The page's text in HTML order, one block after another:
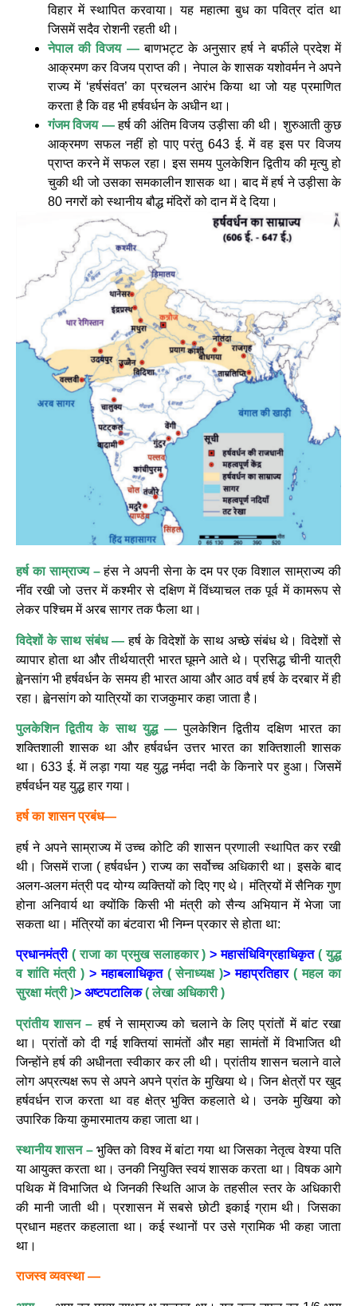
विहार में स्थापित करवाया। यह महात्मा बुध का पवित्र दांत था
जिसमें सदैव रोशनी रहती थी।
नेपाल की विजय —बाणभट्ट के अनुसार हर्ष ने बर्फीले प्रदेश में
आक्रमण कर विजय प्राप्त की। नेपाल के शासक यशोवर्मन ने अपने
राज्य में ‘हर्षसंवत’ का प्रचलन आरंभ किया था जो यह प्रमाणित
करता है कि वह भी हर्षवर्धन के अधीन था।
गंजम विजय —हर्ष की अंतिम विजय उड़ीसा की थी। शुरुआती कुछ
आक्रमण सफल नहीं हो पाए परंतु 643 ई. में वह इस पर विजय
प्राप्त करने में सफल रहा। इस समय पुलकेशिन द्वितीय की मृत्यु हो
चुकी थी जो उसका समकालीन शासक था। बाद में हर्ष ने उड़ीसा के
80 नगरों को स्थानीय बौद्ध मंदिरों को दान में दे दिया।
हर्ष का साम्राज्य –हंस ने अपनी सेना के दम पर एक विशाल साम्राज्य की
नींव रखी जो उत्तर में कश्मीर से दक्षिण में विंध्याचल तक पूर्व में कामरूप से
लेकर पश्चिम में अरब सागर तक फैला था।
विदेशों के साथ संबंध — हर्ष के विदेशों के साथ अच्छे संबंध थे। विदेशों से
व्यापार होता था और तीर्थयात्री भारत घूमने आते थे। प्रसिद्ध चीनी यात्री
ह्वेनसांग भी हर्षवर्धन के समय ही भारत आया और आठ वर्ष हर्ष के दरबार में ही
रहा। ह्वेनसांग को यात्रियों का राजकुमार कहा जाता है।
पुलकेशिन द्वितीय के साथ युद्ध — पुलकेशिन द्वितीय दक्षिण भारत का
शक्तिशाली शासक था और हर्षवर्धन उत्तर भारत का शक्तिशाली शासक
था। 633 ई. में लड़ा गया यह युद्ध नर्मदा नदी के किनारे पर हुआ। जिसमें
हर्षवर्धन यह युद्ध हार गया।
हर्ष का शासन प्रबंध—
हर्ष ने अपने साम्राज्य में उच्च कोटि की शासन प्रणाली स्थापित कर रखी
थी। जिसमें राजा ( हर्षवर्धन ) राज्य का सर्वोच्च अधिकारी था। इसके बाद
अलग-अलग मंत्री पद योग्य व्यक्तियों को दिए गए थे। मंत्रियों में सैनिक गुण
होना अनिवार्य था क्योंकि किसी भी मंत्री को सैन्य अभियान में भेजा जा
सकता था। मंत्रियों का बंटवारा भी निम्न प्रकार से होता था:
प्रधानमंत्री ( राजा का प्रमुख सलाहकार ) > महासंधिविग्रहाधिकृत( युद्ध
व शांति मंत्री )> महाबलाधिकृत ( सेनाध्यक्ष )> महाप्रतिहार( महल का
सुरक्षा मंत्री )> अष्टपटालिक( लेखा अधिकारी )
प्रांतीय शासन – हर्ष ने साम्राज्य को चलाने के लिए प्रांतों में बांट रखा
था। प्रांतों को दी गई शक्तियां सामंतों और महा सामंतों में विभाजित थी
जिन्होंने हर्ष की अधीनता स्वीकार कर ली थी। प्रांतीय शासन चलाने वाले
लोग अप्रत्यक्ष रूप से अपने अपने प्रांत के मुखिया थे। जिन क्षेत्रों पर खुद
हर्षवर्धन राज करता था वह क्षेत्र भुक्ति कहलाते थे। उनके मुखिया को
उपारिक किया कुमारमातय कहा जाता था।
स्थानीय शासन – भुक्ति को विश्व में बांटा गया था जिसका नेतृत्व वेश्या पति
या आयुक्त करता था। उनकी नियुक्ति स्वयं शासक करता था। विषक आगे
पथिक में विभाजित थे जिनकी स्थिति आज के तहसील स्तर के अधिकारी
की मानी जाती थी। प्रशासन में सबसे छोटी इकाई ग्राम थी। जिसका
प्रधान महतर कहलाता था। कई स्थानों पर उसे ग्रामिक भी कहा जाता
था।
राजस्व व्यवस्था —